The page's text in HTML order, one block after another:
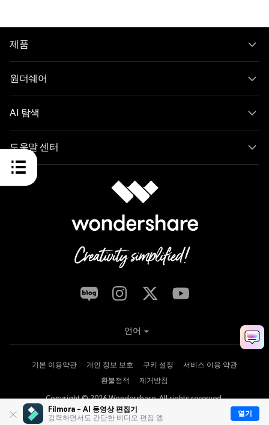
Filmora - AI 동영상 편집기
강력하면서도 간단한 비디오 편집 앱
열기
제품
원더쉐어
AI 탐색
도움말 센터
기본 이용약관 개인 정보 보호 쿠키 설정
서비스 이용 약관
환불정책
제거방침
Copyright © 2026Wondershare. All rights reserved.
언어